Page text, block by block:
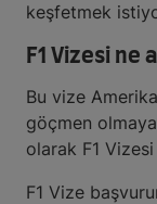
keşfetmek
F1 Vizesi ne
Bu vize
göçmen
olarak F1
F1 Vize